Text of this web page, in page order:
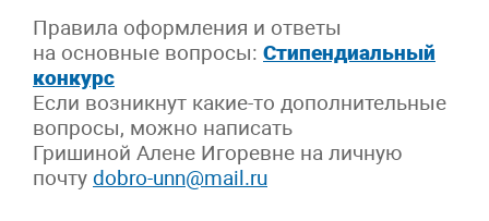
Правила оформления и ответы
на основные вопросы: Стипендиальный
конкурс
Если возникнут какие-то дополнительные
вопросы, можно написать
Гришиной Алене Игоревне на личную
почту dobro-unn@mail.ru